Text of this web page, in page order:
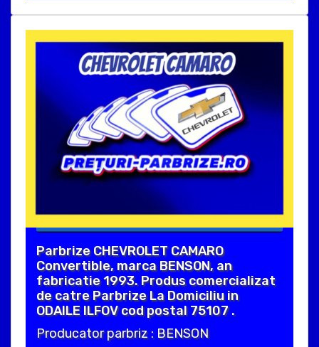
Parbrize CHEVROLET CAMARO
Convertible, marca BENSON, an
fabricatie 1993. Produs comercializat
de catre Parbrize La Domiciliu in
ODAILE ILFOV cod postal 75107 .
Producator parbriz : BENSON